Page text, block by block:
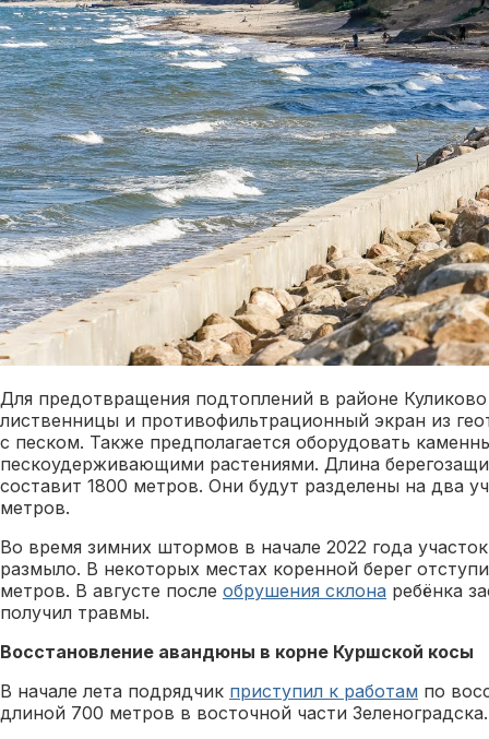
Для предотвращения подтоплений в районе
лиственницы и противофильтрационный экран из
с песком. Также предполагается оборудовать
пескоудерживающими растениями. Длина
составит 1800 метров. Они будут разделены на два
метров.
Во время зимних штормов в начале 2022 года
размыло. В некоторых местах коренной берег
метров. В августе после обрушения склона ребёнка
получил травмы.
Восстановление авандюны в корне Куршской косы
В начале лета подрядчик приступил к работам по
длиной 700 метров в восточной части Зеленоградска.